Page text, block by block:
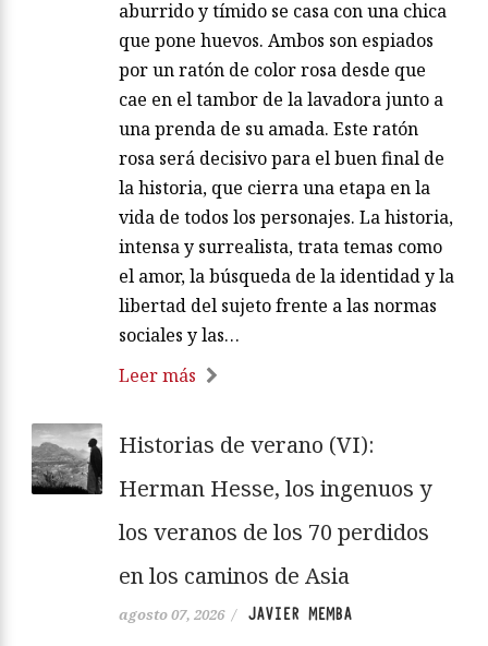
aburrido y tímido se casa con una chica
que pone huevos. Ambos son espiados
por un ratón de color rosa desde que
cae en el tambor de la lavadora junto a
una prenda de su amada. Este ratón
rosa será decisivo para el buen final de
la historia, que cierra una etapa en la
vida de todos los personajes. La historia,
intensa y surrealista, trata temas como
el amor, la búsqueda de la identidad y la
libertad del sujeto frente a las normas
sociales y las…
Leer más
Historias de verano (VI):
Herman Hesse, los ingenuos y
los veranos de los 70 perdidos
en los caminos de Asia
agosto 07, 2026 / JAVIER MEMBA